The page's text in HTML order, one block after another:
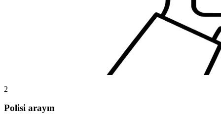
2
Polisi arayın